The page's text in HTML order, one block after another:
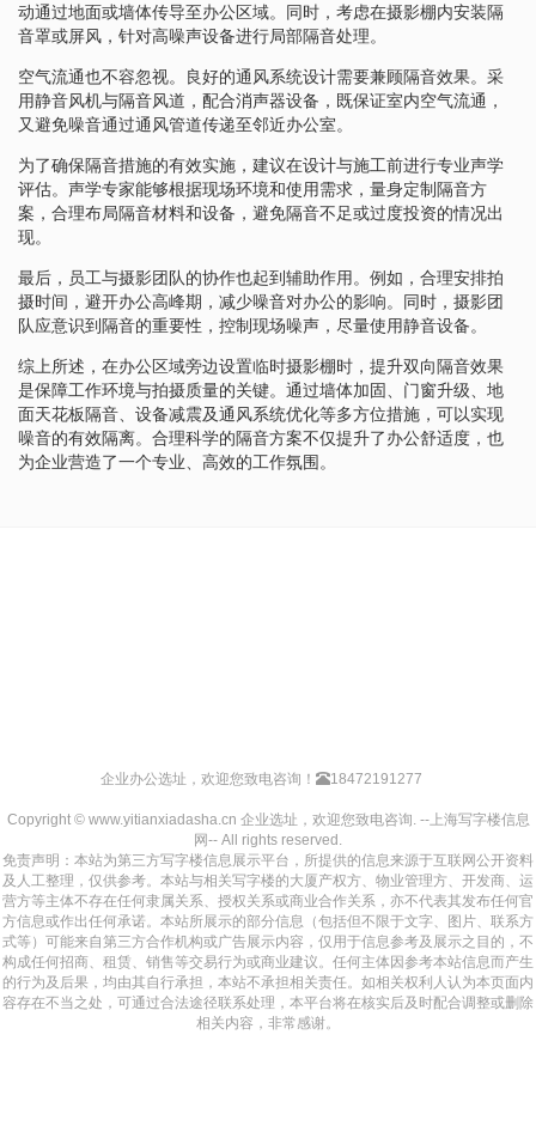
动通过地面或墙体传导至办公区域。同时，考虑在摄影棚内安装隔
音罩或屏风，针对高噪声设备进行局部隔音处理。
空气流通也不容忽视。良好的通风系统设计需要兼顾隔音效果。采
用静音风机与隔音风道，配合消声器设备，既保证室内空气流通，
又避免噪音通过通风管道传递至邻近办公室。
为了确保隔音措施的有效实施，建议在设计与施工前进行专业声学
评估。声学专家能够根据现场环境和使用需求，量身定制隔音方
案，合理布局隔音材料和设备，避免隔音不足或过度投资的情况出
现。
最后，员工与摄影团队的协作也起到辅助作用。例如，合理安排拍
摄时间，避开办公高峰期，减少噪音对办公的影响。同时，摄影团
队应意识到隔音的重要性，控制现场噪声，尽量使用静音设备。
综上所述，在办公区域旁边设置临时摄影棚时，提升双向隔音效果
是保障工作环境与拍摄质量的关键。通过墙体加固、门窗升级、地
面天花板隔音、设备减震及通风系统优化等多方位措施，可以实现
噪音的有效隔离。合理科学的隔音方案不仅提升了办公舒适度，也
为企业营造了一个专业、高效的工作氛围。
企业办公选址，欢迎您致电咨询！ 18472191277
Copyright © www.yitianxiadasha.cn 企业选址，欢迎您致电咨询. --上海写字楼信息
网-- All rights reserved.
免责声明：本站为第三方写字楼信息展示平台，所提供的信息来源于互联网公开资料
及人工整理，仅供参考。本站与相关写字楼的大厦产权方、物业管理方、开发商、运
营方等主体不存在任何隶属关系、授权关系或商业合作关系，亦不代表其发布任何官
方信息或作出任何承诺。本站所展示的部分信息（包括但不限于文字、图片、联系方
式等）可能来自第三方合作机构或广告展示内容，仅用于信息参考及展示之目的，不
构成任何招商、租赁、销售等交易行为或商业建议。任何主体因参考本站信息而产生
的行为及后果，均由其自行承担，本站不承担相关责任。如相关权利人认为本页面内
容存在不当之处，可通过合法途径联系处理，本平台将在核实后及时配合调整或删除
相关内容，非常感谢。